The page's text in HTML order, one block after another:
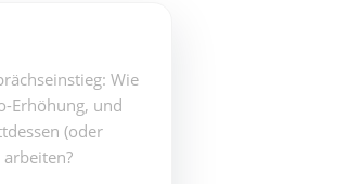
Wie
Erhöhung, und
(oder